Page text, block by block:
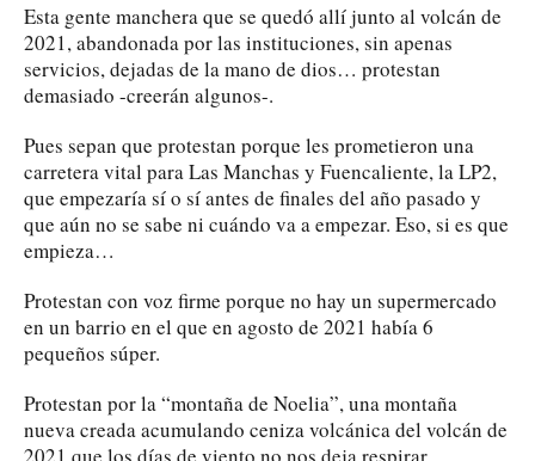
Esta gente manchera que se quedó allí junto al volcán de
2021, abandonada por las instituciones, sin apenas
servicios, dejadas de la mano de dios… protestan
demasiado -creerán algunos-.
Pues sepan que protestan porque les prometieron una
carretera vital para Las Manchas y Fuencaliente, la LP2,
que empezaría sí o sí antes de finales del año pasado y
que aún no se sabe ni cuándo va a empezar. Eso, si es que
empieza…
Protestan con voz firme porque no hay un supermercado
en un barrio en el que en agosto de 2021 había 6
pequeños súper.
Protestan por la “montaña de Noelia”, una montaña
nueva creada acumulando ceniza volcánica del volcán de
2021 que los días de viento no nos deja respirar.